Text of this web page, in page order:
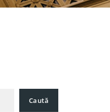
Caută